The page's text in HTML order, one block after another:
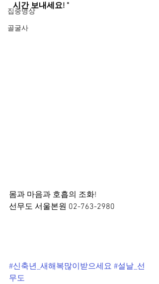
집중명상
골굴사
  시간 보내세요! "
몸과 마음과 호흡의 조화!
선무도 서울본원 02-763-2980
#신축년_새해복많이받으세요 #설날_선
무도